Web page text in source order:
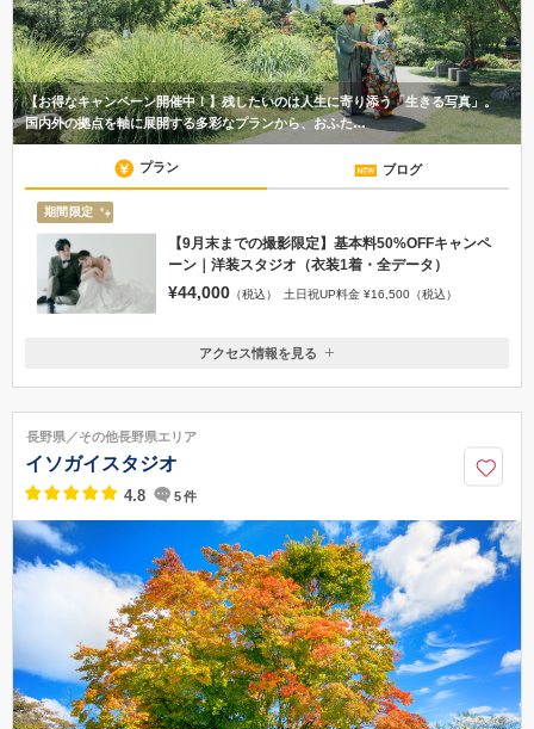
【お得なキャンペーン開催中！】残したいのは人生に寄り添う「生きる写真」。
国内外の拠点を軸に展開する多彩なプランから、おふた…
プラン ブログ
期間限定
【9月末までの撮影限定】基本料50%OFFキャンペ
ーン｜洋装スタジオ（衣装1着・全データ）
¥44,000 （税込） 土日祝UP料金 ¥16,500（税込）
長野県長野市南千歳1-6-2 ワシザワビル201
026-269-7011
アクセス情報を見る
長野県／その他長野県エリア
イソガイスタジオ
4.8 5件